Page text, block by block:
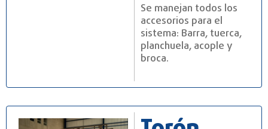
Se manejan todos los
accesorios para el
sistema: Barra, tuerca,
planchuela, acople y
broca.